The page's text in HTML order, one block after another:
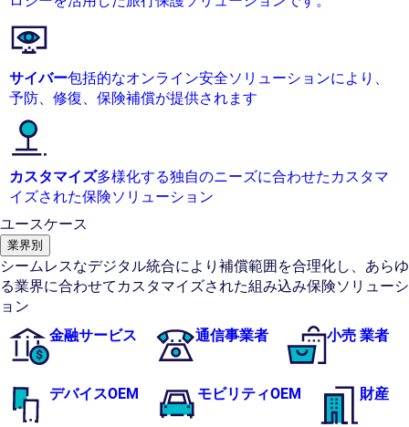
サイバー包括的なオンライン安全ソリューションにより、
予防、修復、保険補償が提供されます
カスタマイズ多様化する独自のニーズに合わせたカスタマ
イズされた保険ソリューション
ユースケース
業界別
シームレスなデジタル統合により補償範囲を合理化し、あらゆ
る業界に合わせてカスタマイズされた組み込み保険ソリューシ
ョン
金融サービス
通信事業者 小売 業者
デバイスOEM モビリティOEM 財産